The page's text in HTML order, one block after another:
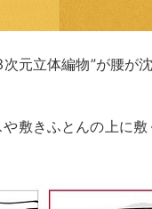
元立体編物”が腰が
敷きふとんの上に